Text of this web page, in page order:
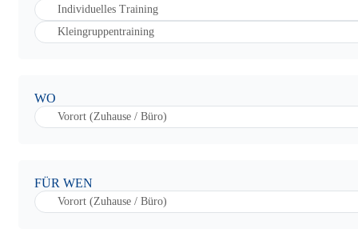
Individuelles Training
Kleingruppentraining
WO
Vorort (Zuhause / Büro)
FÜR WEN
Vorort (Zuhause / Büro)